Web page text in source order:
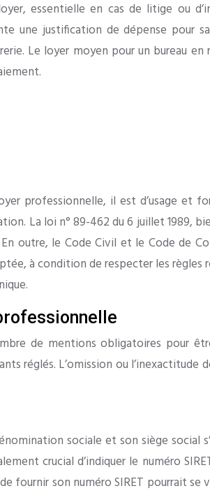
essentielle en cas de litige ou
une justification de dépense pour
Le loyer moyen pour un bureau en
professionnelle, il est d’usage et
La loi n° 89-462 du 6 juillet 1989,
outre, le Code Civil et le Code de
à condition de respecter les règles
de mentions obligatoires pour
réglés. L’omission ou
sociale et son siège social
crucial d’indiquer le numéro
son numéro SIRET pourrait